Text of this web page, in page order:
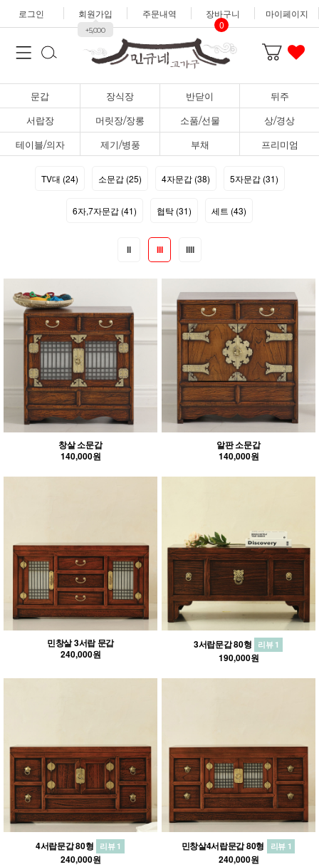
로그인 회원가입
+5,000
주문내역
장바구니
0
마이페이지
문갑 장식장 반닫이 뒤주
서랍장 머릿장/장롱 소품/선물 상/경상
테이블/의자 제기/병풍 부채 프리미엄
TV대 (24) 소문갑 (25) 4자문갑 (38) 5자문갑 (31)
6자,7자문갑 (41) 협탁 (31) 세트 (43)
II III IIII
창살 소문갑
140,000원
알판 소문갑
140,000원
민창살 3서랍 문갑
240,000원
3서랍문갑 80형 리뷰 1
190,000원
4서랍문갑 80형 리뷰 1
240,000원
민창살4서랍문갑 80형 리뷰 1
240,000원